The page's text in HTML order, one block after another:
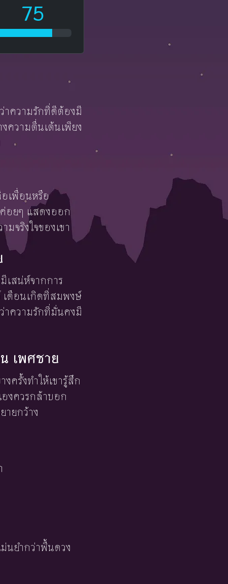
75
าความรักที่ดีต้องมี
ความตื่นเต้นเพียง
อเพื่อนหรือ
ค่อยๆ แสดงออก
จริงใจของเขา
เสน่ห์จากการ
เดือนเกิดที่สมพงษ์
ว่าความรักที่มั่นคงมี
เพศชาย
ครั้งทำให้เขารู้สึก
องควรกล้าบอก
ายกว้าง
นยำกว่าพื้นดวง